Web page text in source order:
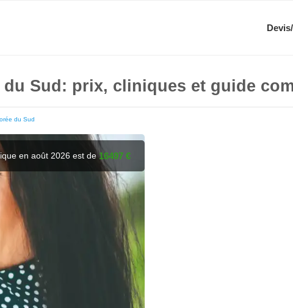
Sud: prix, cliniques et guide
du Sud
en août 2026 est de16497 €